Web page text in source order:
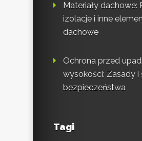
Materiały dachowe:
izolacje i inne
dachowe
Ochrona przed
wysokości: Zasady i
bezpieczeństwa
Tagi